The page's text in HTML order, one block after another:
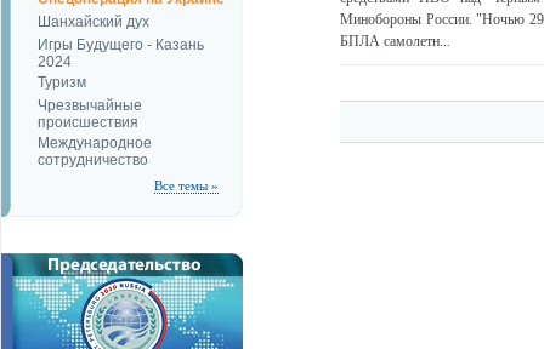
Шанхайский дух
Игры Будущего - Казань
2024
Туризм
Чрезвычайные
происшествия
Международное
сотрудничество
Все темы »
Минобороны России. "Ночью 29
БПЛА самолетн...